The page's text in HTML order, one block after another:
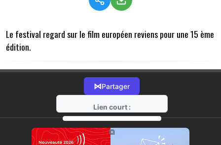
Le festival regard sur le film européen reviens pour une 15 ème
édition.
⋈Partager
Lien court :
https://radio-g.fr?14096
⧉